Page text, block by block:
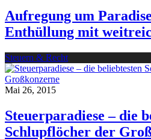
Aufregung um
Enthüllung mit
Steuern & Recht
Mai 26, 2015
Steuerparadiese – die
Schlupflöcher der